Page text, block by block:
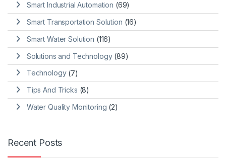
Smart Industrial Automation (69)
Smart Transportation Solution (16)
Smart Water Solution (116)
Solutions and Technology(89)
Technology(7)
Tips And Tricks (8)
Water Quality Monitoring (2)
Recent Posts